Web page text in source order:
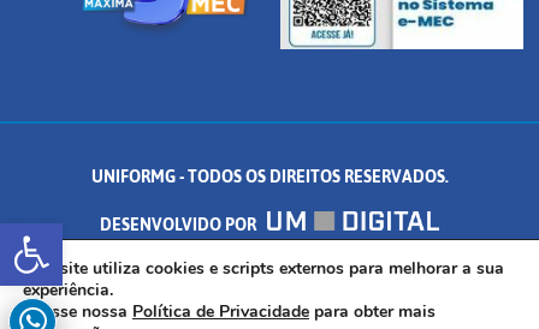
Abrir a barra de ferramentas
UNIFORMG - TODOS OS DIREITOS RESERVADOS.
DESENVOLVIDO POR
AV. DR. ARNALDO DE SENNA, 328 - PALMEIRAS, FORMIGA/MG - CEP:
35.574.530
Este site utiliza cookies e scripts externos para melhorar a sua
experiência.
Acesse nossa Política de Privacidade para obter mais